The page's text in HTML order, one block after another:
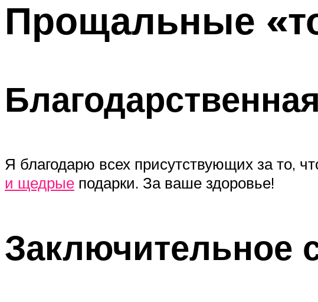
Прощальные
Я благодарю всех присутствующих за то,
и щедрые подарки. За ваше здоровье!
Заключительное